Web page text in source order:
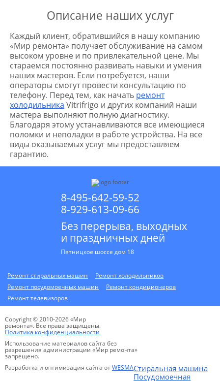
Описание наших услуг
Каждый клиент, обратившийся в нашу компанию
«Мир ремонта» получает обслуживание на самом
высоком уровне и по привлекательной цене. Мы
стараемся постоянно развивать навыки и умения
наших мастеров. Если потребуется, наши
операторы смогут провести консультацию по
телефону. Перед тем, как начать ремонт
холодильника Vitrifrigo и других компаний наши
мастера выполняют полную диагностику.
Благодаря этому устанавливаются все имеющиеся
поломки и неполадки в работе устройства. На все
виды оказываемых услуг мы предоставляем
гарантию.
8-495-642-59-52
8-929-613-09-66
Без перерыва, выходных
и праздничных дней
Пятницкое шоссе дом 18
Ремонт стиральных машин
Ремонт холодильников
Ремонт посудомоечных машин
Ремонт кондиционеров
Ремонт телевизоров
Copyright © 2010-2026 «Мир
ремонта». Все права защищены.
Политика конфиденциальности
Использование материалов сайта без
разрешения администрации «Мир ремонта»
запрещено.
Разработка и оптимизация сайта отWESMAСтиральная машина
Посудомоечная